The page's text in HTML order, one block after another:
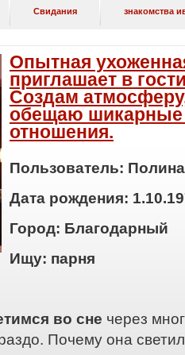
Свидания знакомства
Опытная
приглашает в
Создам
обещаю
отношения.
Пользователь: Полина
Дата рождения:
Город: Благодарный
Ищу: парня
во сне через
Почему она